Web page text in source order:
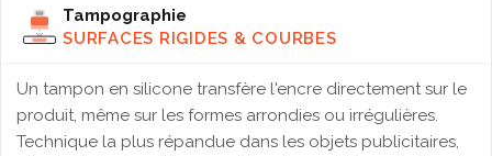
Tampographie
SURFACES RIGIDES & COURBES
Un tampon en silicone transfère l'encre directement sur le
produit, même sur les formes arrondies ou irrégulières.
Technique la plus répandue dans les objets publicitaires,